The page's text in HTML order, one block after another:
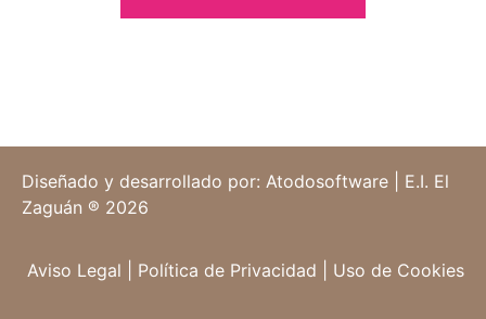
Diseñado y desarrollado por: Atodosoftware | E.I. El
Zaguán ® 2026
Aviso Legal Política de Privacidad Uso de Cookies